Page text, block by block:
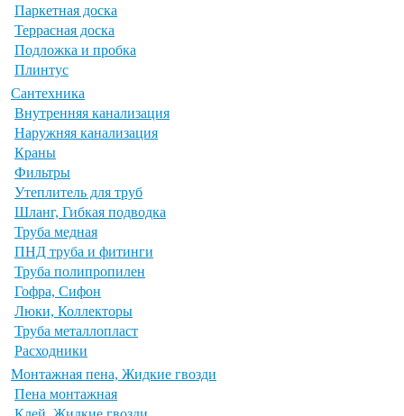
Паркетная доска
Террасная доска
Подложка и пробка
Плинтус
Сантехника
Внутренняя канализация
Наружняя канализация
Краны
Фильтры
Утеплитель для труб
Шланг, Гибкая подводка
Труба медная
ПНД труба и фитинги
Труба полипропилен
Гофра, Сифон
Люки, Коллекторы
Труба металлопласт
Расходники
Монтажная пена, Жидкие гвозди
Пена монтажная